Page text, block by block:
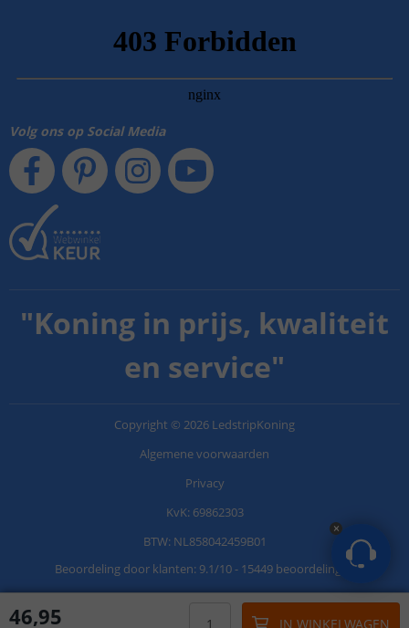
46,95 IN WINKELWAGEN
Volg ons op Social Media
"Koning in prijs, kwaliteit
en service"
Copyright © 2026 LedstripKoning
Algemene voorwaarden
Privacy
KvK: 69862303
BTW: NL858042459B01
Beoordeling door klanten: 9.1/10- 15449 beoordelingen